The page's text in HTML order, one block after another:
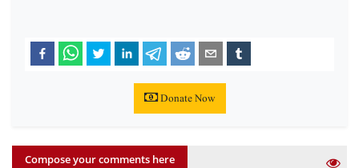
Donate Now
Compose your comments here